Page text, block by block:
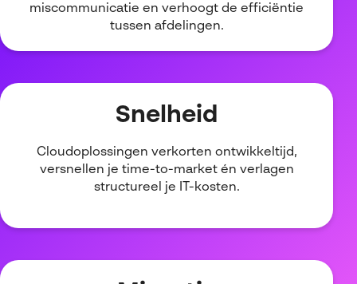
miscommunicatie en verhoogt de efficiëntie
tussen afdelingen.
Snelheid
Cloudoplossingen verkorten ontwikkeltijd,
versnellen je time-to-market én verlagen
structureel je IT-kosten.